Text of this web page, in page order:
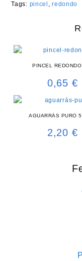
Tags: pincel ,redondo
PINCEL REDONDO
0,65 €
AGUARRÁS PURO
2,20 €